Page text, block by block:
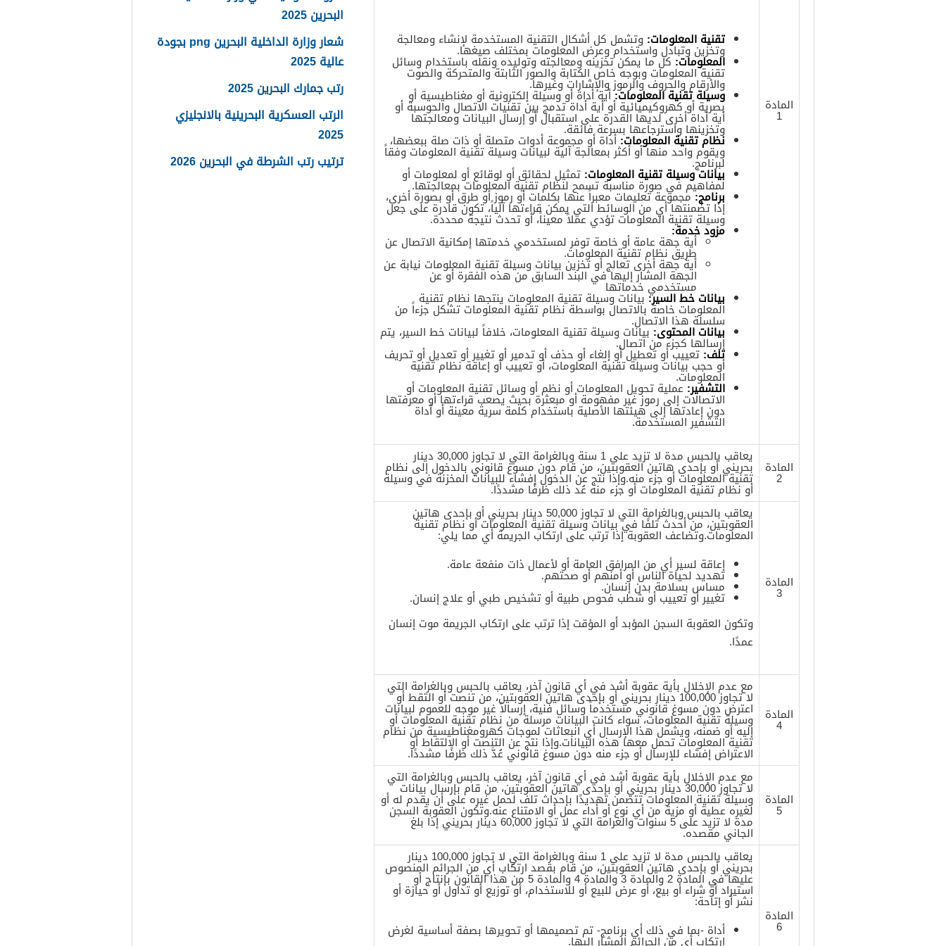
المادة
1
تقنية المعلومات: وتشمل كل أشكال التقنية المستخدمة لإنشاء ومعالجة
وتخزين وتبادل واستخدام وعرض المعلومات بمختلف صيغها.
المعلومات: كل ما يمكن تخزينه ومعالجته وتوليده ونقله باستخدام وسائل
تقنية المعلومات وبوجه خاص الكتابة والصور الثابتة والمتحركة والصوت
والأرقام والحروف والرموز والإشارات وغيرها.
وسيلة تقنية المعلومات:أية أداة أو وسيلة إلكترونية أو مغناطيسية أو
بصرية أو كهروكيميائية أو أية أداة تدمج بين تقنيات الاتصال والحوسبة أو
أية أداة أخرى لديها القدرة على استقبال أو إرسال البيانات ومعالجتها
وتخزينها واسترجاعها بسرعة فائقة.
نظام تقنية المعلومات: أداة أو مجموعة أدوات متصلة أو ذات صلة ببعضها،
ويقوم واحد منها أو أكثر بمعالجة آلية لبيانات وسيلة تقنية المعلومات وفقاً
لبرنامج.
بيانات وسيلة تقنية المعلومات: تمثيل لحقائق أو لوقائع أو لمعلومات أو
لمفاهيم في صورة مناسبة تسمح لنظام تقنية المعلومات بمعالجتها.
برنامج:مجموعة تعليمات معبراً عنها بكلمات أو رموز أو طرق أو بصورة أخرى،
إذا تضمنتها أي من الوسائط التي يمكن قراءتها آلياً، تكون قادرة على جعل
وسيلة تقنية المعلومات تؤدي عملاً معيناً، أو تحدث نتيجة محددة.
مزود خدمة:
أية جهة عامة أو خاصة توفر لمستخدمي خدمتها إمكانية الاتصال عن
طريق نظام تقنية المعلومات.
أية جهة أخرى تعالج أو تخزين بيانات وسيلة تقنية المعلومات نيابة عن
الجهة المشار إليها في البند السابق من هذه الفقرة أو عن
مستخدمي خدماتها
بيانات خط السير: بيانات وسيلة تقنية المعلومات ينتجها نظام تقنية
المعلومات خاصة بالاتصال بواسطة نظام تقنية المعلومات تشكل جزءاً من
سلسلة هذا الاتصال.
بيانات المحتوى: بيانات وسيلة تقنية المعلومات، خلافاً لبيانات خط السير، يتم
إرسالها كجزء من اتصال.
تلف: تعييب أو تعطيل أو إلغاء أو حذف أو تدمير أو تغيير أو تعديل أو تحريف
أو حجب بيانات وسيلة تقنية المعلومات، أو تعييب أو إعاقة نظام تقنية
المعلومات.
التشفير: عملية تحويل المعلومات أو نظم أو وسائل تقنية المعلومات أو
الاتصالات إلى رموز غير مفهومة أو مبعثرة بحيث يصعب قراءتها أو معرفتها
دون إعادتها إلى هيئتها الأصلية باستخدام كلمة سرية معينة أو أداة
التشفير المستخدمة.
المادة
2
يعاقب بالحبس مدة لا تزيد على 1 سنة وبالغرامة التي لا تجاوز 30,000 دينار
بحريني أو بإحدى هاتين العقوبتين، من قام دون مسوغ قانوني بالدخول إلى نظام
تقنية المعلومات أو جزء منه.وإذا نتج عن الدخول إفشاء للبيانات المخزنة في وسيلة
أو نظام تقنية المعلومات أو جزء منه عُد ذلك ظرفًا مشددًا.
المادة
3
يعاقب بالحبس وبالغرامة التي لا تجاوز 50,000 دينار بحريني أو بإحدى هاتين
العقوبتين، من أحدث تلفًا في بيانات وسيلة تقنية المعلومات أو نظام تقنية
المعلومات.وتضاعف العقوبة إذا ترتب على ارتكاب الجريمة أي مما يلي:
إعاقة لسير أي من المرافق العامة أو لأعمال ذات منفعة عامة.
تهديد لحياة الناس أو أمنهم أو صحتهم.
مساس بسلامة بدن إنسان.
تغيير أو تعييب أو شطب فحوص طبية أو تشخيص طبي أو علاج إنسان.
وتكون العقوبة السجن المؤبد أو المؤقت إذا ترتب على ارتكاب الجريمة موت إنسان
عمدًا.
المادة
4
مع عدم الإخلال بأية عقوبة أشد في أي قانون آخر، يعاقب بالحبس وبالغرامة التي
لا تجاوز 100,000 دينار بحريني أو بإحدى هاتين العقوبتين، من تنصت أو التقط أو
اعترض دون مسوغ قانوني مستخدماً وسائل فنية، إرسالاً غير موجه للعموم لبيانات
وسيلة تقنية المعلومات، سواء كانت البيانات مرسلة من نظام تقنية المعلومات أو
إليه أو ضمنه، ويشمل هذا الإرسال أي انبعاثات لموجات كهرومغناطيسية من نظام
تقنية المعلومات تحمل معها هذه البيانات.وإذا نتج عن التنصت أو الالتقاط أو
الاعتراض إفشاء للإرسال أو جزء منه دون مسوغ قانوني عُدَّ ذلك ظرفًا مشددًا.
المادة
5
مع عدم الإخلال بأية عقوبة أشد في أي قانون آخر، يعاقب بالحبس وبالغرامة التي
لا تجاوز 30,000 دينار بحريني أو بإحدى هاتين العقوبتين، من قام بإرسال بيانات
وسيلة تقنية المعلومات تتضمن تهديدًا بإحداث تلف لحمل غيره على أن يقدم له أو
لغيره عطية أو مزية من أي نوع أو أداء عمل أو الامتناع عنه.وتكون العقوبة السجن
مدة لا تزيد على 5 سنوات والغرامة التي لا تجاوز 60,000 دينار بحريني إذا بلغ
الجاني مقصده.
المادة
6
يعاقب بالحبس مدة لا تزيد على 1 سنة وبالغرامة التي لا تجاوز 100,000 دينار
بحريني أو بإحدى هاتين العقوبتين، من قام بقصد ارتكاب أي من الجرائم المنصوص
عليها في المادة 2 والمادة 3 والمادة 4 والمادة 5 من هذا القانون بإنتاج أو
استيراد أو شراء أو بيع، أو عرض للبيع أو للاستخدام، أو توزيع أو تداول أو حيازة أو
نشر أو إتاحة:
أداة -بما في ذلك أي برنامج- تم تصميمها أو تحويرها بصفة أساسية لغرض
ارتكاب أي من الجرائم المشار إليها.
البحرين 2025
شعار وزارة الداخلية البحرين png بجودة
عالية 2025
رتب جمارك البحرين 2025
الرتب العسكرية البحرينية بالانجليزي
2025
ترتيب رتب الشرطة في البحرين 2026